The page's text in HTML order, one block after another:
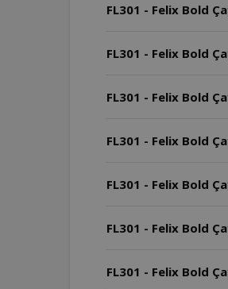
FL301 - Felix Bold
FL301 - Felix Bold
FL301 - Felix Bold
FL301 - Felix Bold
FL301 - Felix Bold
FL301 - Felix Bold
FL301 - Felix Bold